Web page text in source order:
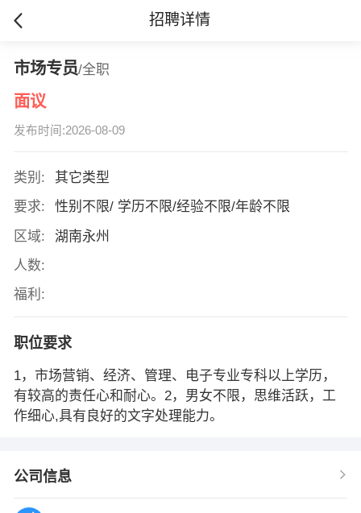
招聘详情
市场专员/全职
面议
发布时间:2026-08-09
类别:
其它类型
要求:
性别不限/ 学历不限/经验不限/年龄不限
区域:
湖南永州
人数:
福利:
职位要求
1，市场营销、经济、管理、电子专业专科以上学历，
有较高的责任心和耐心。2，男女不限，思维活跃，工
作细心,具有良好的文字处理能力。
公司信息